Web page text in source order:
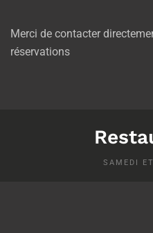
Merci de contacter
réservations
SAMEDI